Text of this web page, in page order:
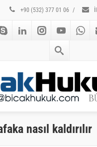
+90 (532) 377 01 06 /
nasıl kaldırılır